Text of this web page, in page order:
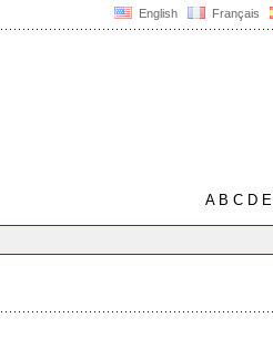
English Français
AB C D E